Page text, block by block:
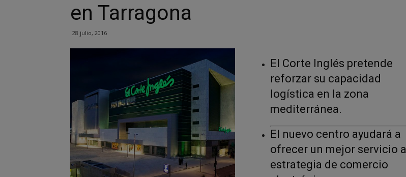
en Tarragona
28 julio, 2016
El Corte Inglés pretende
reforzar su capacidad
logística en la zona
mediterránea.
El nuevo centro ayudará a
ofrecer un mejor servicio
estrategia de comercio